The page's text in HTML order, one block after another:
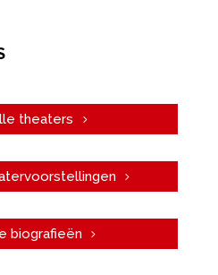
theaters
biografieën